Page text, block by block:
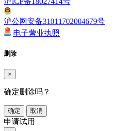
沪公网安备31011702004679号
电子营业执照
删除
×
确定删除吗？
确定 取消
申请试用